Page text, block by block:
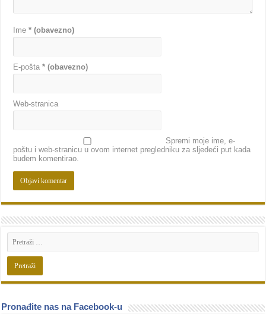
Ime* (obavezno)
E-pošta* (obavezno)
Web-stranica
Spremi moje ime, e-
poštu i web-stranicu u ovom internet pregledniku za sljedeći put kada
budem komentirao.
Pronađite nas na Facebook-u